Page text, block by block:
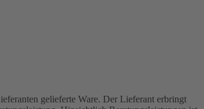
gelieferte Ware. Der Lieferant erbringt